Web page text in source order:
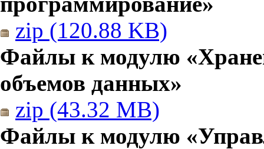
zip (120.88 KB)
Файлы к модулю
объемов данных»
zip (43.32 MB)
Файлы к модулю